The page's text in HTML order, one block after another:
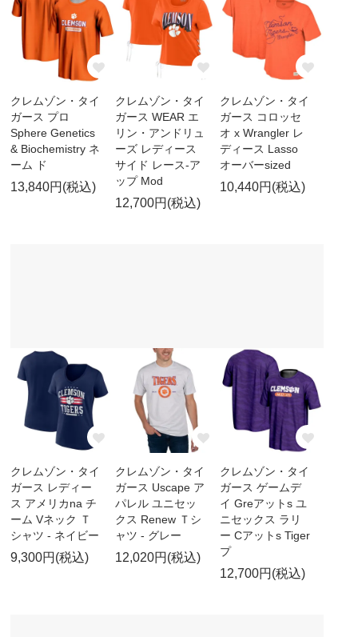
クレムゾン・タイ
ガース プロ
Sphere Genetics
& Biochemistry ネ
ーム ド
13,840円(税込)
クレムゾン・タイ
ガース WEAR エ
リン・アンドリュ
ーズ レディース
サイド レース-ア
ップ Mod
12,700円(税込)
クレムゾン・タイ
ガース コロッセ
オ x Wrangler レ
ディース Lasso
オーバーsized
10,440円(税込)
クレムゾン・タイ
ガース レディー
ス アメリカna チ
ーム Vネック Ｔ
シャツ - ネイビー
9,300円(税込)
クレムゾン・タイ
ガース Uscape ア
パレル ユニセッ
クス Renew Ｔシ
ャツ - グレー
12,020円(税込)
クレムゾン・タイ
ガース ゲームデ
イ Greアットs ユ
ニセックス ラリ
ー Cアットs Tiger
プ
12,700円(税込)